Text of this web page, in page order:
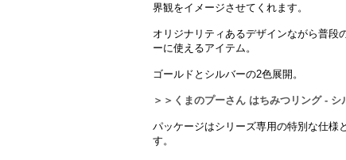
界観をイメージさせてくれます。
オリジナリティあるデザインながら普段
ーに使えるアイテム。
ゴールドとシルバーの2色展開。
＞＞くまのプーさん はちみつリング - シ
パッケージはシリーズ専用の特別な仕様
す。